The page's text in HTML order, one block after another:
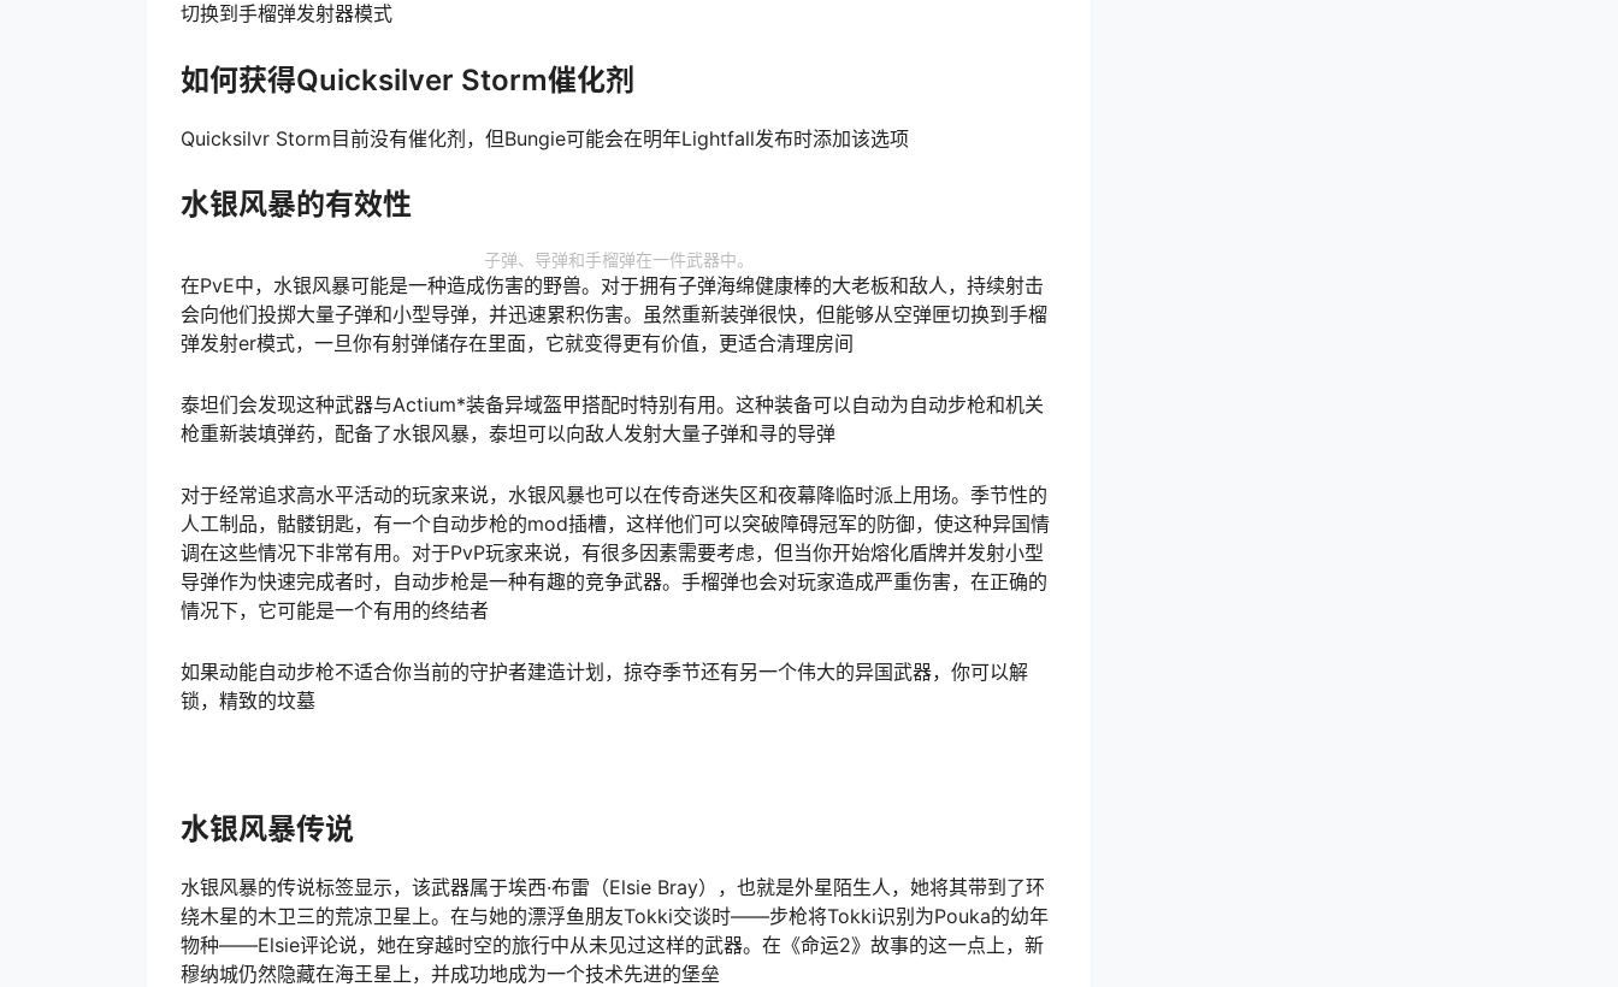
切换到手榴弹发射器模式
如何获得Quicksilver Storm催化剂
Quicksilvr Storm目前没有催化剂，但Bungie可能会在明年Lightfall发布时添加该选项
水银风暴的有效性
子弹、导弹和手榴弹在一件武器中。
在PvE中，水银风暴可能是一种造成伤害的野兽。对于拥有子弹海绵健康棒的大老板和敌人，持续射击
会向他们投掷大量子弹和小型导弹，并迅速累积伤害。虽然重新装弹很快，但能够从空弹匣切换到手榴
弹发射er模式，一旦你有射弹储存在里面，它就变得更有价值，更适合清理房间
泰坦们会发现这种武器与Actium*装备异域盔甲搭配时特别有用。这种装备可以自动为自动步枪和机关
枪重新装填弹药，配备了水银风暴，泰坦可以向敌人发射大量子弹和寻的导弹
对于经常追求高水平活动的玩家来说，水银风暴也可以在传奇迷失区和夜幕降临时派上用场。季节性的
人工制品，骷髅钥匙，有一个自动步枪的mod插槽，这样他们可以突破障碍冠军的防御，使这种异国情
调在这些情况下非常有用。对于PvP玩家来说，有很多因素需要考虑，但当你开始熔化盾牌并发射小型
导弹作为快速完成者时，自动步枪是一种有趣的竞争武器。手榴弹也会对玩家造成严重伤害，在正确的
情况下，它可能是一个有用的终结者
如果动能自动步枪不适合你当前的守护者建造计划，掠夺季节还有另一个伟大的异国武器，你可以解
锁，精致的坟墓
水银风暴传说
水银风暴的传说标签显示，该武器属于埃西·布雷（Elsie Bray），也就是外星陌生人，她将其带到了环
绕木星的木卫三的荒凉卫星上。在与她的漂浮鱼朋友Tokki交谈时——步枪将Tokki识别为Pouka的幼年
物种——Elsie评论说，她在穿越时空的旅行中从未见过这样的武器。在《命运2》故事的这一点上，新
穆纳城仍然隐藏在海王星上，并成功地成为一个技术先进的堡垒